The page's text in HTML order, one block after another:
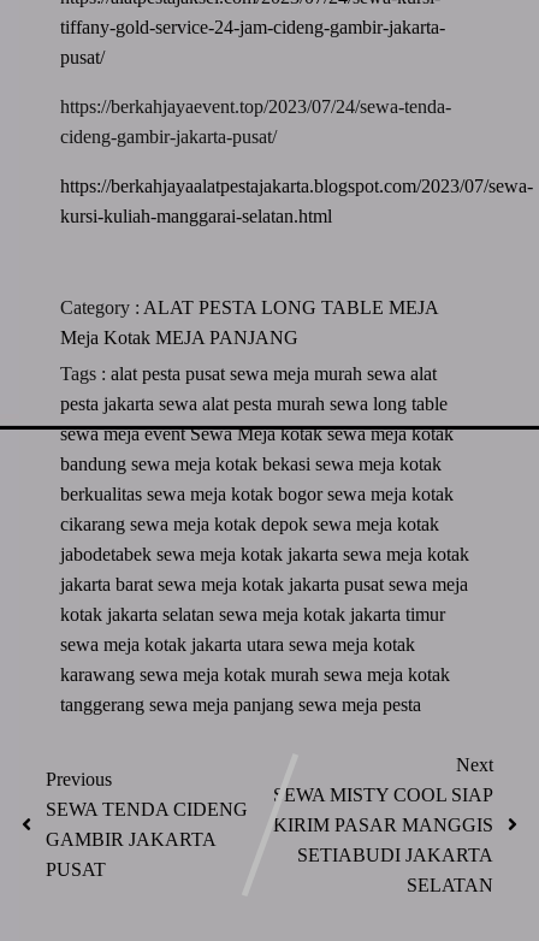
tiffany-gold-service-24-jam-cideng-gambir-jakarta-
pusat/
https://berkahjayaevent.top/2023/07/24/sewa-tenda-
cideng-gambir-jakarta-pusat/
https://berkahjayaalatpestajakarta.blogspot.com/2023/07/sewa-
kursi-kuliah-manggarai-selatan.html
Category : ALAT PESTALONG TABLEMEJA
Meja KotakMEJA PANJANG
Tags : alat pestapusat sewa meja murahsewa alat
pesta jakartasewa alat pesta murahsewa long table
sewa meja eventSewa Meja kotaksewa meja kotak
bandungsewa meja kotak bekasisewa meja kotak
berkualitassewa meja kotak bogorsewa meja kotak
cikarangsewa meja kotak depoksewa meja kotak
jabodetabeksewa meja kotak jakartasewa meja kotak
jakarta baratsewa meja kotak jakarta pusatsewa meja
kotak jakarta selatansewa meja kotak jakarta timur
sewa meja kotak jakarta utarasewa meja kotak
karawangsewa meja kotak murahsewa meja kotak
tanggerangsewa meja panjangsewa meja pesta
Previous
SEWA TENDA CIDENG
GAMBIR JAKARTA
PUSAT
Next
SEWA MISTY COOL SIAP
KIRIM PASAR MANGGIS
SETIABUDI JAKARTA
SELATAN